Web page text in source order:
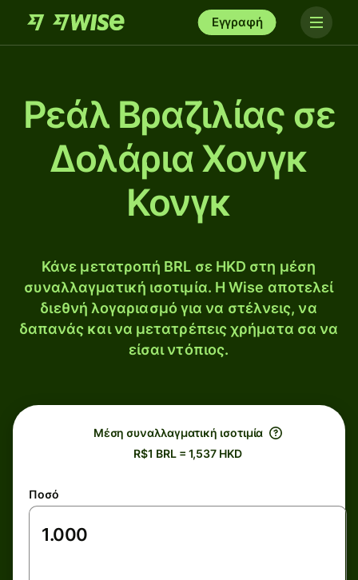
Εγγραφή
Ρεάλ Βραζιλίας σε
Δολάρια Χονγκ
Κονγκ
Κάνε μετατροπή BRL σε HKD στη μέση
συναλλαγματική ισοτιμία. Η Wise αποτελεί
διεθνή λογαριασμό για να στέλνεις, να
δαπανάς και να μετατρέπεις χρήματα σα να
είσαι ντόπιος.
Μέση συναλλαγματική ισοτιμία
R$1 BRL = 1,537 HKD
Ποσό